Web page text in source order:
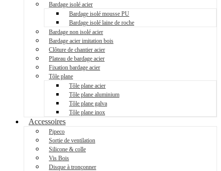
Bardage isolé acier
Bardage isolé mousse PU
Bardage isolé laine de roche
Bardage non isolé acier
Bardage acier imitation bois
Clôture de chantier acier
Plateau de bardage acier
Fixation bardage acier
Tôle plane
Tôle plane acier
Tôle plane aluminium
Tôle plane galva
Tôle plane inox
Accessoires
Pipeco
Sortie de ventilation
Silicone & colle
Vis Bois
Disque à tronçonner